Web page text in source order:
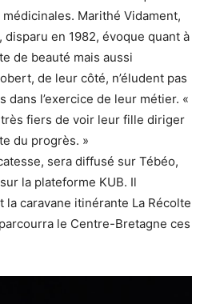
Marithé Vidament,
en 1982, évoque quant à
de beauté mais aussi
de leur côté, n’éludent pas
l’exercice de leur métier. «
très fiers de voir leur fille diriger
du progrès. »
sera diffusé sur Tébéo,
la plateforme KUB. Il
la caravane itinérante La Récolte
le Centre-Bretagne ces